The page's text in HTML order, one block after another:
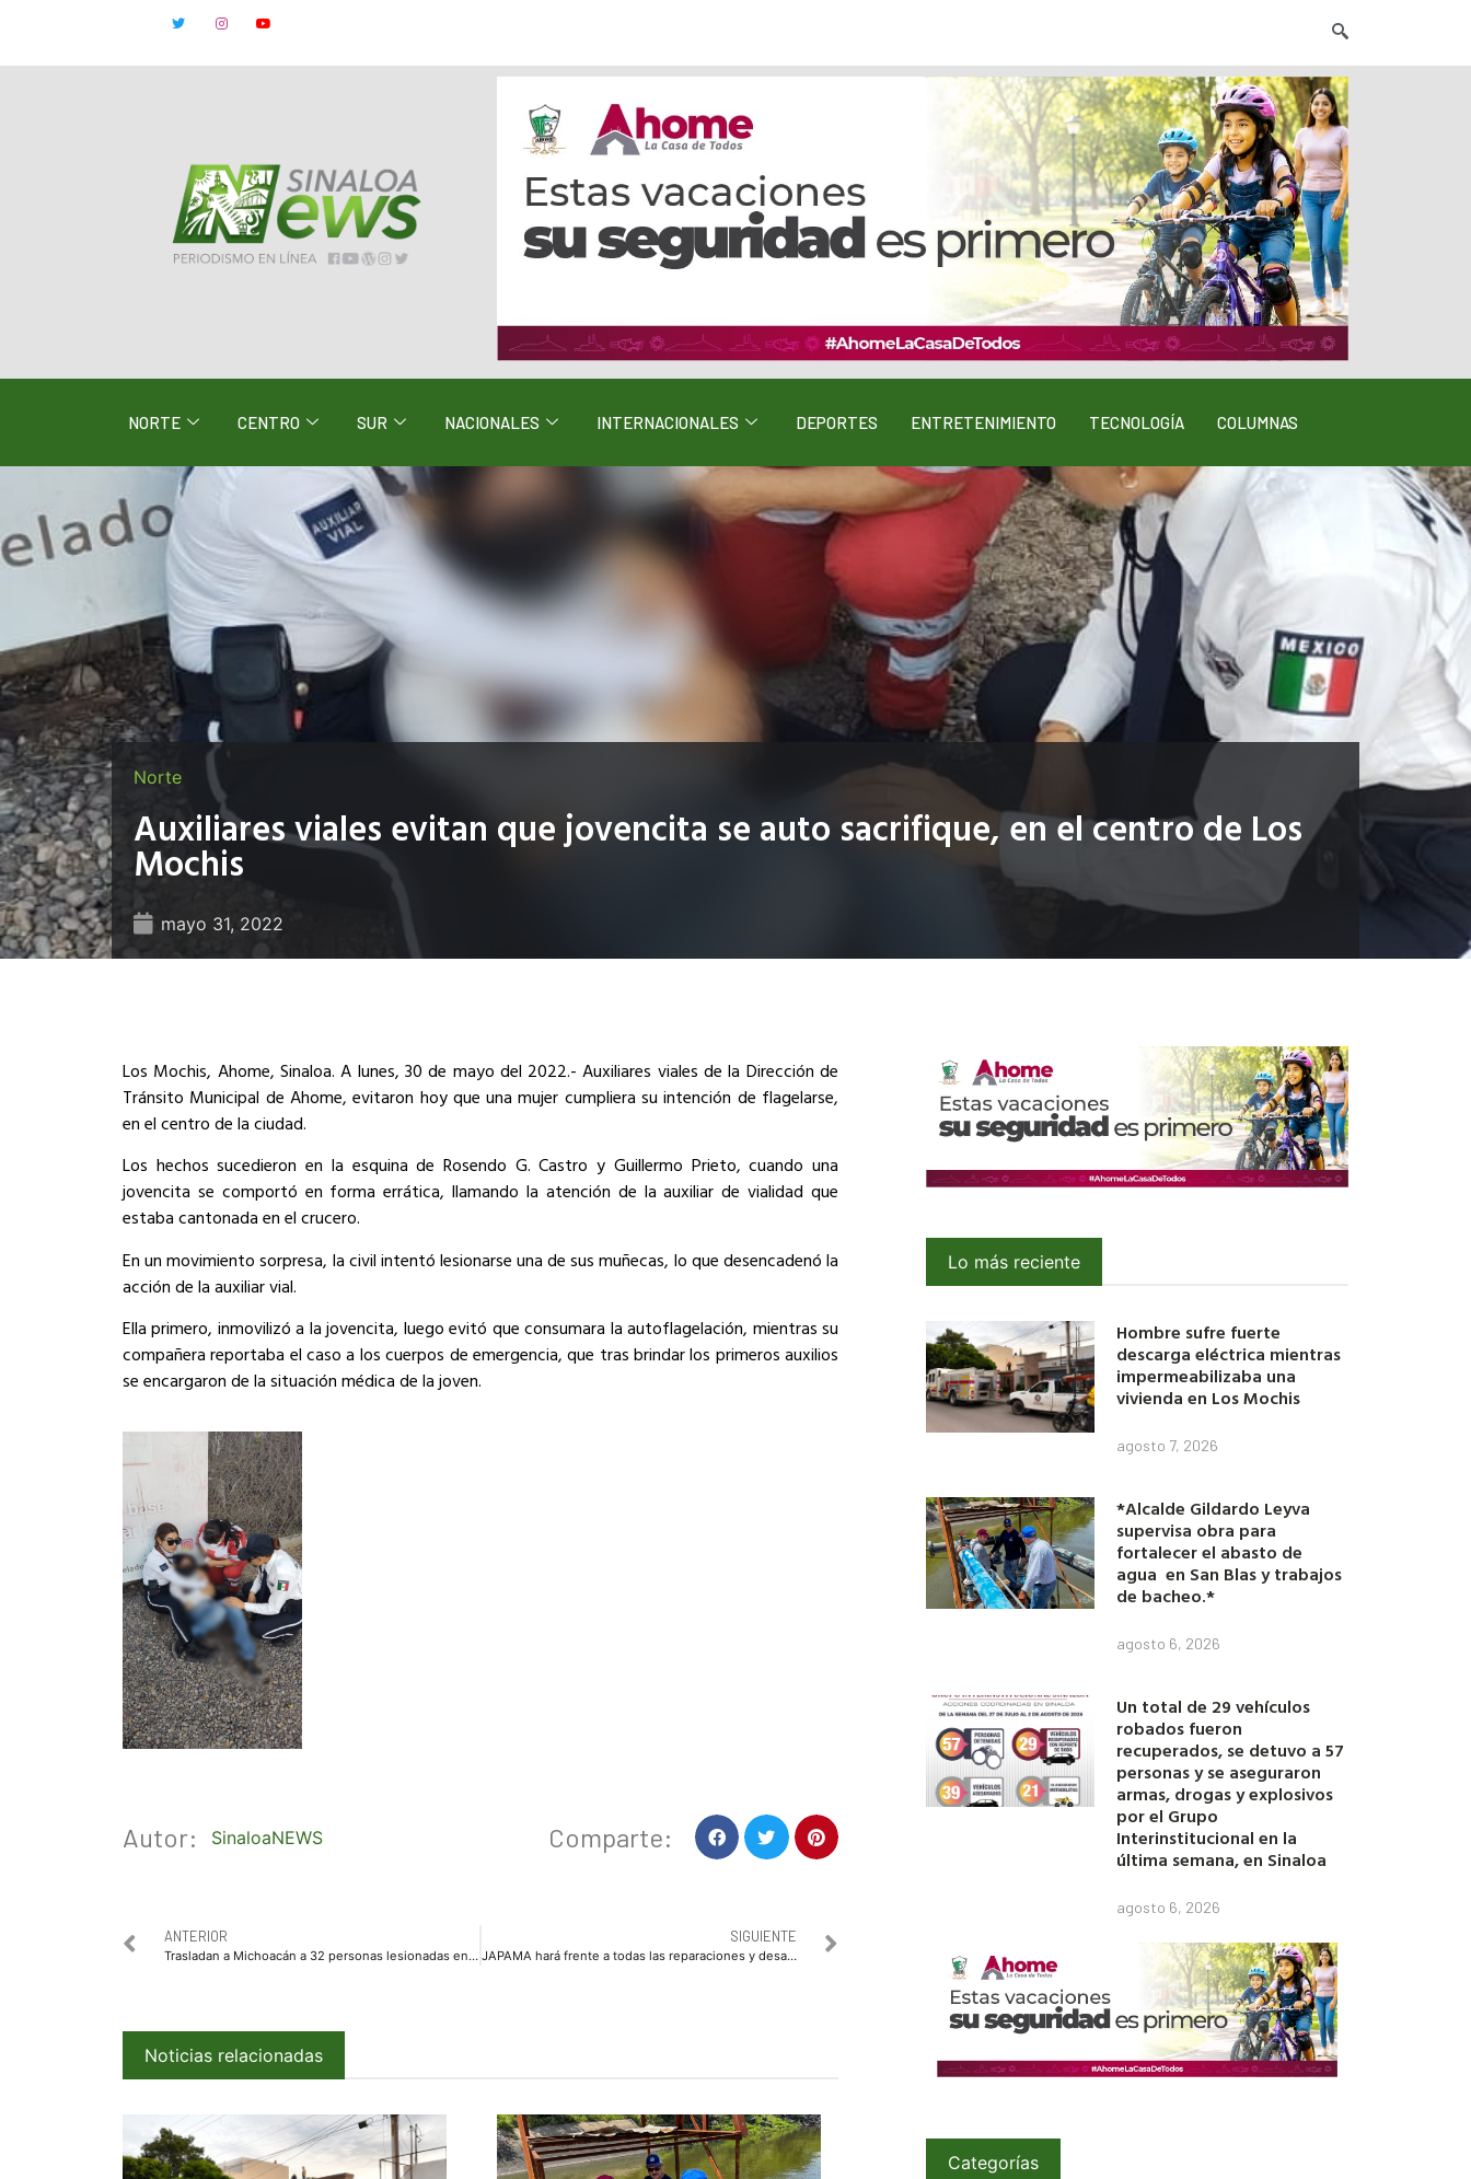
NORTE CENTRO SUR NACIONALES INTERNACIONALES DEPORTES ENTRETENIMIENTO TECNOLOGÍA COLUMNAS
Norte
Auxiliares viales evitan que jovencita se auto sacrifique, en el centro de Los
Mochis
mayo 31, 2022
Los Mochis, Ahome, Sinaloa. A lunes, 30 de mayo del 2022.- Auxiliares viales de la Dirección de
Tránsito Municipal de Ahome, evitaron hoy que una mujer cumpliera su intención de flagelarse,
en el centro de la ciudad.
Los hechos sucedieron en la esquina de Rosendo G. Castro y Guillermo Prieto, cuando una
jovencita se comportó en forma errática, llamando la atención de la auxiliar de vialidad que
estaba cantonada en el crucero.
En un movimiento sorpresa, la civil intentó lesionarse una de sus muñecas, lo que desencadenó la
acción de la auxiliar vial.
Ella primero, inmovilizó a la jovencita, luego evitó que consumara la autoflagelación, mientras su
compañera reportaba el caso a los cuerpos de emergencia, que tras brindar los primeros auxilios
se encargaron de la situación médica de la joven.
Autor: SinaloaNEWS Comparte:
ANTERIOR
Trasladan a Michoacán a 32 personas lesionadas en accidente carretero
SIGUIENTE
JAPAMA hará frente a todas las reparaciones y desazolves pendientes con los 5 camiones vactor que recibió: Raúl Pérez
Noticias relacionadas
Lo más reciente
Hombre sufre fuerte
descarga eléctrica mientras
impermeabilizaba una
vivienda en Los Mochis
agosto 7, 2026
*Alcalde Gildardo Leyva
supervisa obra para
fortalecer el abasto de
agua en San Blas y trabajos
de bacheo.*
agosto 6, 2026
Un total de 29 vehículos
robados fueron
recuperados, se detuvo a 57
personas y se aseguraron
armas, drogas y explosivos
por el Grupo
Interinstitucional en la
última semana, en Sinaloa
agosto 6, 2026
Categorías